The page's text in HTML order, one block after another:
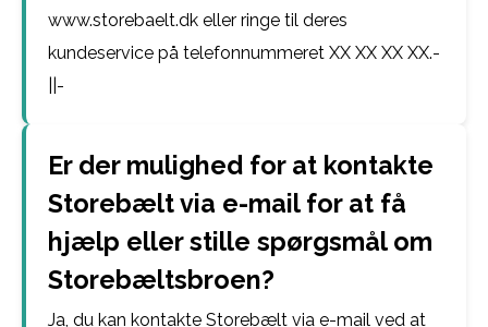
www.storebaelt.dk eller ringe til deres
kundeservice på telefonnummeret XX XX XX XX.-
||-
Er der mulighed for at kontakte
Storebælt via e-mail for at få
hjælp eller stille spørgsmål om
Storebæltsbroen?
Ja, du kan kontakte Storebælt via e-mail ved at